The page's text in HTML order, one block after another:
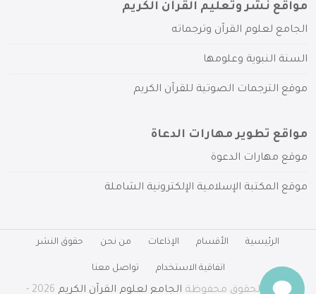
مواقع نشر وتعليم القرآن الكريم
الجامع لعلوم القرآن وترجماته
السنة النبوية وعلومها
موقع الترجمات الصوتية للقرآن الكريم
مواقع تطوير مهارات الدعاة
موقع مهارات الدعوة
موقع المكتبة الإسلامية الإلكترونية الشاملة
الرئيسية الأقسام الإذاعات من نحن حقوق النشر
اتفاقية الاستخدام تواصل معنا
جميع الحقوق محفوظة الجامع لعلوم القرآن الكريم 2026 -